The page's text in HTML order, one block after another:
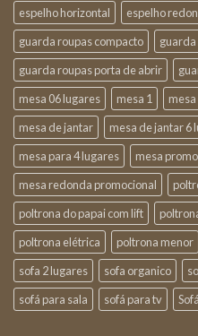
espelho horizontal
espelho
guarda roupas compacto
guarda roupas porta de abrir
mesa 06 lugares
mesa 1 mesa
mesa de jantar
mesa de jantar 6
mesa para 4 lugares
mesa
mesa redonda promocional
poltrona do papai com lift
poltrona elétrica
poltrona menor
sofa 2 lugares
sofa organico
sofá para sala
sofá para tv